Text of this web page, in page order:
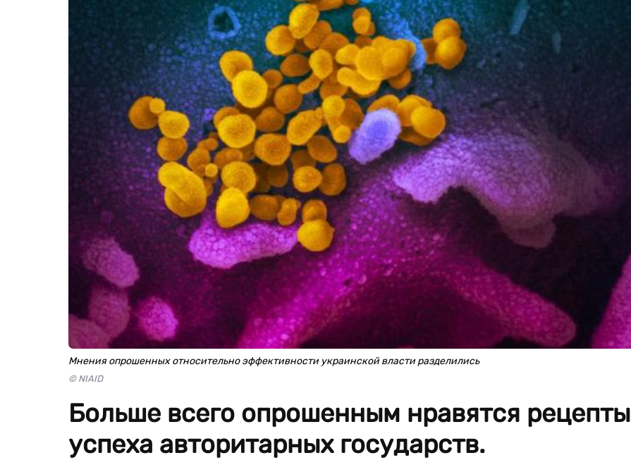
Мнения опрошенных относительно эффективности украинской власти разделились
© NIAID
Больше всего опрошенным нравятся рецепты
успеха авторитарных государств.